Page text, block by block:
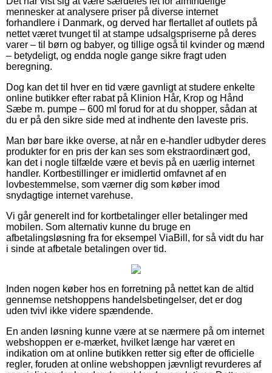
mennesker at analysere priser på diverse internet
forhandlere i Danmark, og derved har flertallet af outlets på
nettet været tvunget til at stampe udsalgspriserne på deres
varer – til børn og babyer, og tillige også til kvinder og mænd
– betydeligt, og endda nogle gange sikre fragt uden
beregning.
Dog kan det til hver en tid være gavnligt at studere enkelte
online butikker efter rabat på Klinion Hår, Krop og Hånd
Sæbe m. pumpe – 600 ml forud for at du shopper, sådan at
du er på den sikre side med at indhente den laveste pris.
Man bør bare ikke overse, at når en e-handler udbyder deres
produkter for en pris der kan ses som ekstraordinært god,
kan det i nogle tilfælde være et bevis på en uærlig internet
handler. Kortbestillinger er imidlertid omfavnet af en
lovbestemmelse, som værner dig som køber imod
snydagtige internet varehuse.
Vi går generelt ind for kortbetalinger eller betalinger med
mobilen. Som alternativ kunne du bruge en
afbetalingsløsning fra for eksempel ViaBill, for så vidt du har
i sinde at afbetale betalingen over tid.
Inden nogen køber hos en forretning på nettet kan de altid
gennemse netshoppens handelsbetingelser, det er dog
uden tvivl ikke videre spændende.
En anden løsning kunne være at se nærmere på om internet
webshoppen er e-mærket, hvilket længe har været en
indikation om at online butikken retter sig efter de officielle
regler, foruden at online webshoppen jævnligt revurderes af